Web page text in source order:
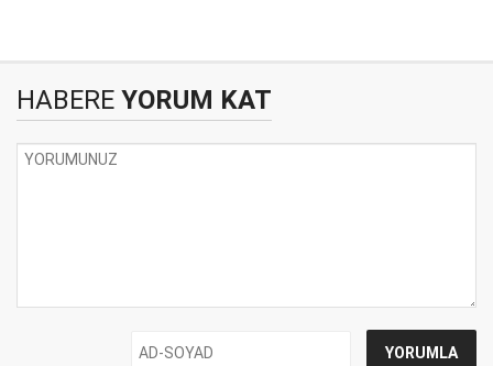
HABERE YORUM KAT